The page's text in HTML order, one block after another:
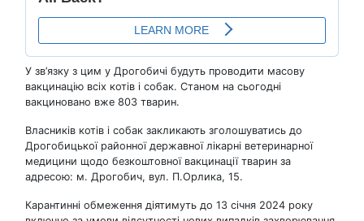
У зв’язку з цим у Дрогобичі будуть проводити масову
вакцинацію всіх котів і собак. Станом на сьогодні
вакциновано вже 803 тварин.
Власників котів і собак закликають зголошуватись до
Дрогобицької районної державної лікарні ветеринарної
медицини щодо безкоштовної вакцинації тварин за
адресою: м. Дрогобич, вул. П.Орлика, 15.
Карантинні обмеження діятимуть до 13 січня 2024 року